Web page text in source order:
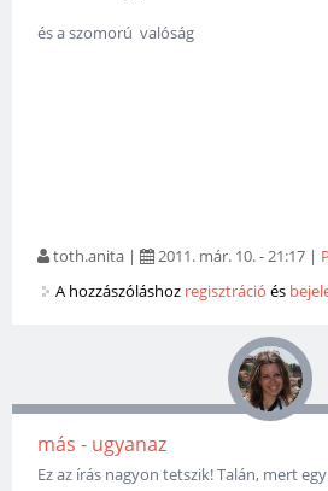
és a szomorú valóság
toth.anita | 2011. már. 10. - 21:17 |
A hozzászóláshoz regisztráció és
más - ugyanaz
Ez az írás nagyon tetszik! Talán, mert